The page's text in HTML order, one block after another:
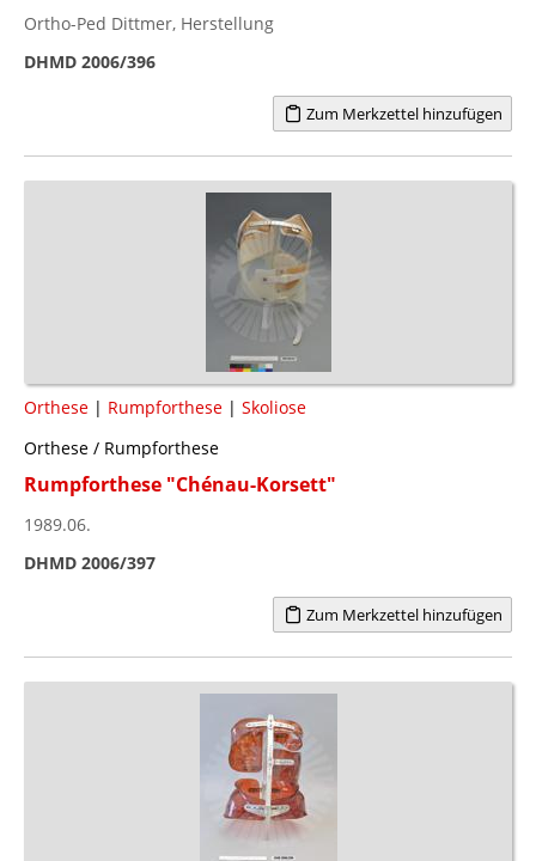
Ortho-Ped Dittmer, Herstellung
DHMD 2006/396
Zum Merkzettel hinzufügen
Orthese | Rumpforthese | Skoliose
Orthese / Rumpforthese
Rumpforthese "Chénau-Korsett"
1989.06.
DHMD 2006/397
Zum Merkzettel hinzufügen